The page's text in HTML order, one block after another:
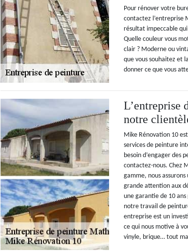
Pour rénover votre
contactez l’entreprise
résultat impeccable
Quelle couleur vous
clair ? Moderne ou
que vous souhaitez et
donner ce que vous
L’entreprise
notre
Mike Rénovation 10
services de peinture
besoin d’engager des
contactez-nous. Chez
gamme, nous
grande attention aux
une garantie de 10
notre travail de
entreprise est un
ce qui nous motive à
vinyle, brique… tout